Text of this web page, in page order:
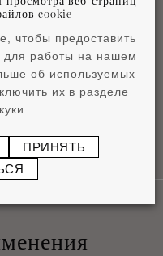
cookie
чтобы предоставить
для работы на нашем
об используемых
их в разделе
ПРИНЯТЬ